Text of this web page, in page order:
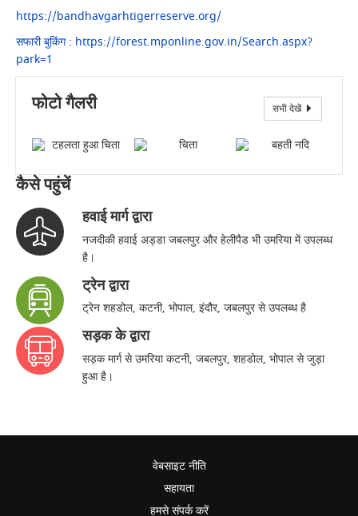
https://bandhavgarhtigerreserve.org/
सफारी बुकिंग: https://forest.mponline.gov.in/Search.aspx?
park=1
फोटो गैलरी सभी देखें
कैसे पहुंचें
हवाई मार्ग द्वारा
नजदीकी हवाई अड्डा जबलपुर और हेलीपैड भी उमरिया में उपलब्ध
है।
ट्रेन द्वारा
ट्रेन शहडोल, कटनी, भोपाल, इंदौर, जबलपुर से उपलब्ध है
सड़क के द्वारा
सड़क मार्ग से उमरिया कटनी, जबलपुर, शहडोल, भोपाल से जुड़ा
हुआ है।
वेबसाइट नीति
सहायता
हमसे संपर्क करें